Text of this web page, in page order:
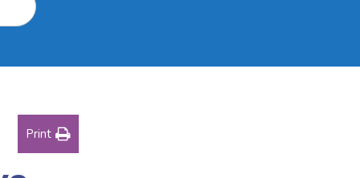
Print